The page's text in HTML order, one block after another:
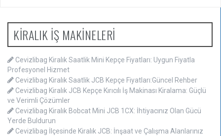
KİRALIK İŞ MAKİNELERİ
Cevizlibag Kiralık Saatlik Mini Kepçe Fiyatları: Uygun Fiyatla
Profesyonel Hizmet
Cevizlibag Kiralık Saatlik JCB Kepçe Fiyatları:Güncel Rehber
Cevizlibag Kiralık JCB Kepçe Kırıcılı İş Makinası Kiralama: Güçlü
ve Verimli Çözümler
Cevizlibag Kiralık Bobcat Mini JCB 1CX: İhtiyacınız Olan Gücü
Yerde Buldurun
Cevizlibag İlçesinde Kiralık JCB: İnşaat ve Çalışma Alanlarınız